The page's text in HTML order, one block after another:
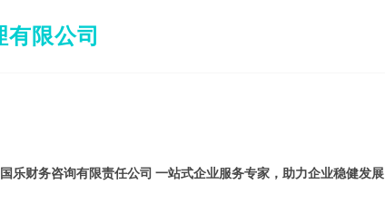
限公司
乐财务咨询有限责任公司 一站式企业服务专家，助力企业稳健发展